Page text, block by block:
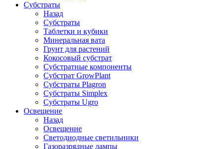
Субстраты
Назад
Субстраты
Таблетки и кубики
Минеральная вата
Грунт для растений
Кокосовый субстрат
Субстратные компоненты
Субстрат GrowPlant
Субстраты Plagron
Субстраты Simplex
Субстраты Ugro
Освещение
Назад
Освещение
Светодиодные светильники
Газоразрядные лампы